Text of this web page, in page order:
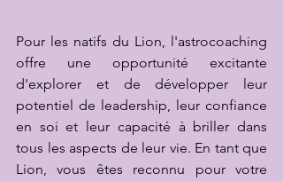
Pour les natifs du Lion, l'astrocoaching
offre une opportunité excitante
d'explorer et de développer leur
potentiel de leadership, leur confiance
en soi et leur capacité à briller dans
tous les aspects de leur vie. En tant que
Lion, vous êtes reconnu pour votre